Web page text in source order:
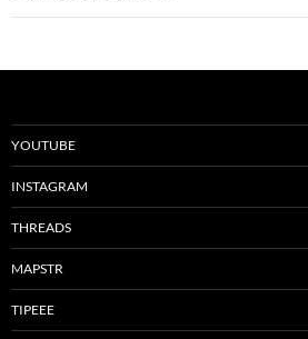
YOUTUBE
INSTAGRAM
THREADS
MAPSTR
TIPEEE